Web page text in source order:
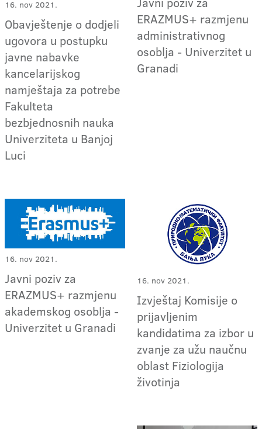
16. nov 2021.
Obavještenje o dodjeli
ugovora u postupku
javne nabavke
kancelarijskog
namještaja za potrebe
Fakulteta
bezbjednosnih nauka
Univerziteta u Banjoj
Luci
ERAZMUS+ razmjenu
administrativnog
osoblja - Univerzitet u
Granadi
16. nov 2021.
Javni poziv za
ERAZMUS+ razmjenu
akademskog osoblja -
Univerzitet u Granadi
16. nov 2021.
Izvještaj Komisije o
prijavljenim
kandidatima za izbor u
zvanje za užu naučnu
oblast Fiziologija
životinja